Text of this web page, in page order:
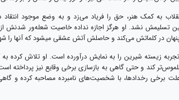
به کمک هنر، حق را فریاد می‌زد و به وضع موجود انتقاد
تسلیمش نشد. او هرگز اجازه نداده خاصیت شعله‌ور شدنش
در کلماتش می‌کند و حاصلش آتش عشقی می­شود که آنها را
۳۵ دقیقه این تجربه‌ زیسته‌ شیرین را به نمایش درآورده است. او تلاش
کند و حتی گاهی به بازسازی برخی وقایع نیز پرداخته
برخی رخدادها، با شخصیت‌های نام­برده مصاحبه کرده و